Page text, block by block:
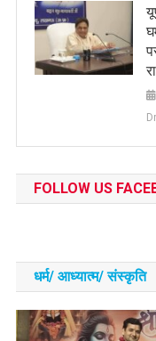
FOLLOW US
धर्म/ आध्‍यात्‍म/ संस्‍कृति